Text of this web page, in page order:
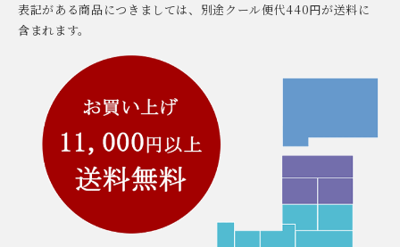
表記がある商品につきましては、別途クール便代440円が送料に
含まれます。